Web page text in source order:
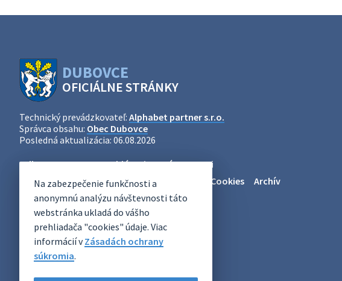
Na zabezpečenie funkčnosti a
anonymnú analýzu návštevnosti táto
webstránka ukladá do vášho
prehliadača "cookies" údaje. Viac
informácií vZásadách ochrany
súkromia.
DUBOVCE
OFICIÁLNE STRÁNKY
Technický prevádzkovateľ: Alphabet partner s.r.o.
Správca obsahu: Obec Dubovce
Posledná aktualizácia: 06.08.2026
Odber RSS
Mapa
Vyhlásenie o prístupnosti
Zásady ochrany osobných údajov
Nastaviť Cookies Archív